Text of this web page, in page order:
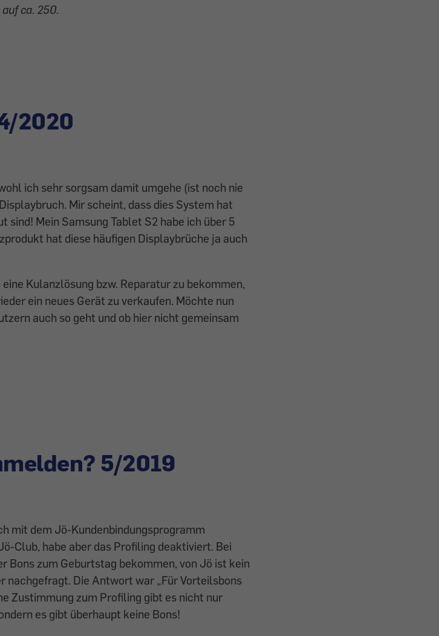
ca. 250.
2020
ich sehr sorgsam damit umgehe (ist noch nie
Mir scheint, dass dies System hat
sind! Mein Samsung Tablet S2 habe ich über 5
hat diese häufigen Displaybrüche ja auch
Kulanzlösung bzw. Reparatur zu bekommen,
ein neues Gerät zu verkaufen. Möchte nun
auch so geht und ob hier nicht gemeinsam
5/2019
mit dem Jö-Kundenbindungsprogramm
Club, habe aber das Profiling deaktiviert. Bei
Bons zum Geburtstag bekommen, von Jö ist kein
nachgefragt. Die Antwort war „Für Vorteilsbons
Zustimmung zum Profiling gibt es nicht nur
es gibt überhaupt keine Bons!